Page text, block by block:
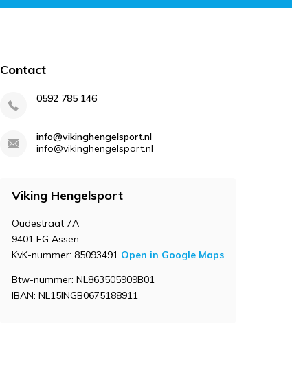
Contact
0592 785 146
info@vikinghengelsport.nl
info@vikinghengelsport.nl
Viking Hengelsport
Oudestraat 7A
9401 EG Assen
KvK-nummer: 85093491 Open in Google Maps
Btw-nummer: NL863505909B01
IBAN: NL15INGB0675188911